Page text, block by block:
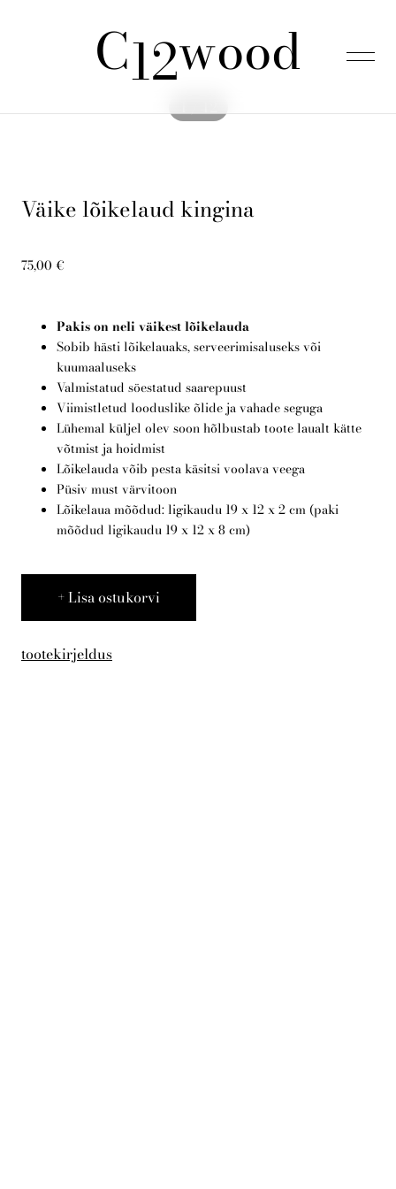
lisati ostukorvi. Vaata ostukorvi
Tooted
Kinkepakid
Meist
Eesti
C12wood
Väike lõikelaud kingina
75,00 €
Pakis on neli väikest lõikelauda
Sobib hästi lõikelauaks, serveerimisaluseks või
kuumaaluseks
Valmistatud söestatud saarepuust
Viimistletud looduslike õlide ja vahade seguga
Lühemal küljel olev soon hõlbustab toote laualt kätte
võtmist ja hoidmist
Lõikelauda võib pesta käsitsi voolava veega
Püsiv must värvitoon
Lõikelaua mõõdud: ligikaudu 19 x 12 x 2 cm (paki
mõõdud ligikaudu 19 x 12 x 8 cm)
Lisa ostukorvi
tootekirjeldus